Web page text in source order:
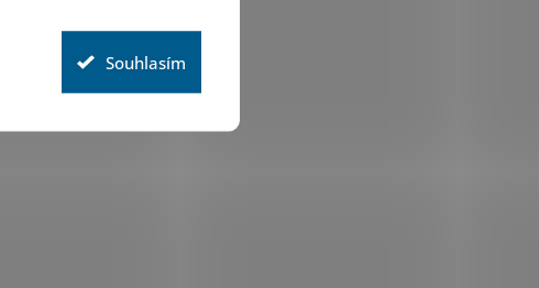
Souhlasím